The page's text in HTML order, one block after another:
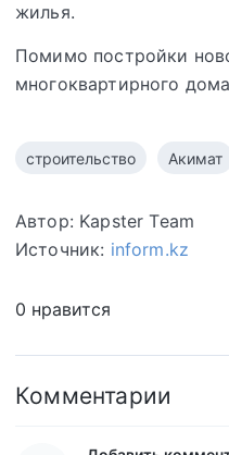
жилья.
Помимо постройки
многоквартирного
строительство Акимат
Автор: Kapster Team
Источник: inform.kz
0 нравится
Комментарии